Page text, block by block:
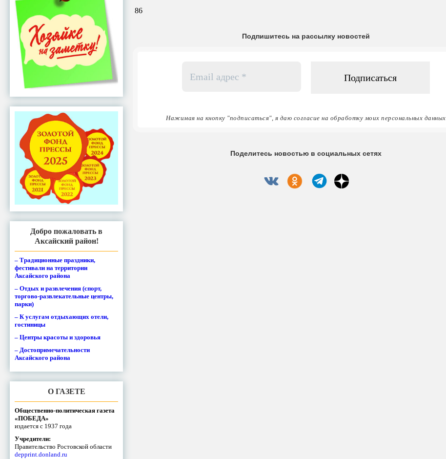
Добро пожаловать в
Аксайский район!
– Традиционные праздники,
фестивали на территории
Аксайского района
– Отдых и развлечения (спорт,
торгово-развлекательные центры,
парки)
– К услугам отдыхающих отели,
гостиницы
– Центры красоты и здоровья
– Достопримечательности
Аксайского района
О ГАЗЕТЕ
Общественно-политическая газета
«ПОБЕДА»
издается с 1937 года
Учредители:
Правительство Ростовской области
depprint.donland.ru
86
Подпишитесь на рассылку новостей
адрес
Нажимая на кнопку "подписаться", я даю согласие на обработку моих персональных данных
Поделитесь новостью в социальных сетях